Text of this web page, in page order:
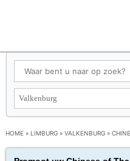
HOME » LIMBURG » VALKENBURG »